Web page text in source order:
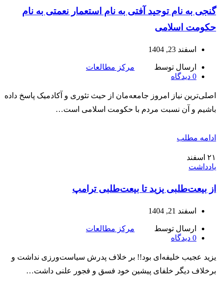
گنجی به نام توحید آفتی به نام استعمار نعمتی به نام
حکومت اسلامی
اسفند 23, 1404
ارسال توسط
مرکز مطالعات
0 دیدگاه
اصلی‌ترین نیاز امروز جامعه‌مان از حیث تئوری و آکادمیک پاسخ داده
باشیم و آن نسبت مردم با حکومت اسلامی است…
ادامه مطلب
۲۱ اسفند
یادداشت
از بیعت‌طلبی یزید تا بیعت‌طلبی ترامپ
اسفند 21, 1404
ارسال توسط
مرکز مطالعات
0 دیدگاه
یزید عجیب خلیفه‌ای بود!! بر خلاف پدرش سیاست‌ورزی نداشت و
برخلاف دیگر خلفای پیشین خود فسق و فجور علنی داشت…